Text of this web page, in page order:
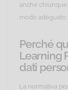
anche chiunque
modo adeguato
Perché
Learning
dati
La normativa